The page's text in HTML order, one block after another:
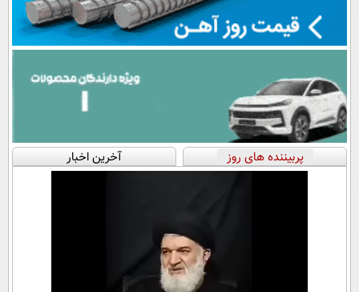
پربیننده های روز آخرین اخبار